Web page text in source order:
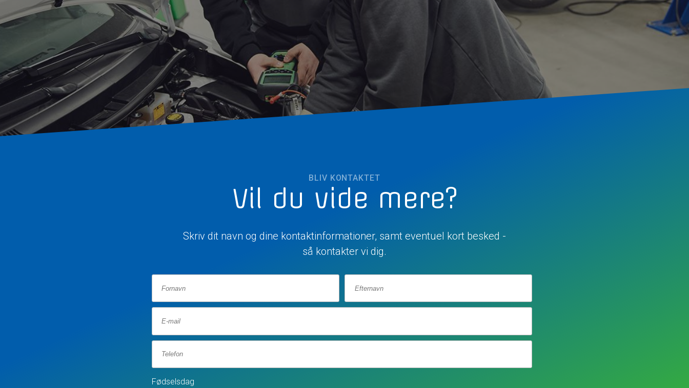
BLIV KONTAKTET
Vil du vide mere?
Skriv dit navn og dine kontaktinformationer, samt eventuel kort besked -
så kontakter vi dig.
Fødselsdag